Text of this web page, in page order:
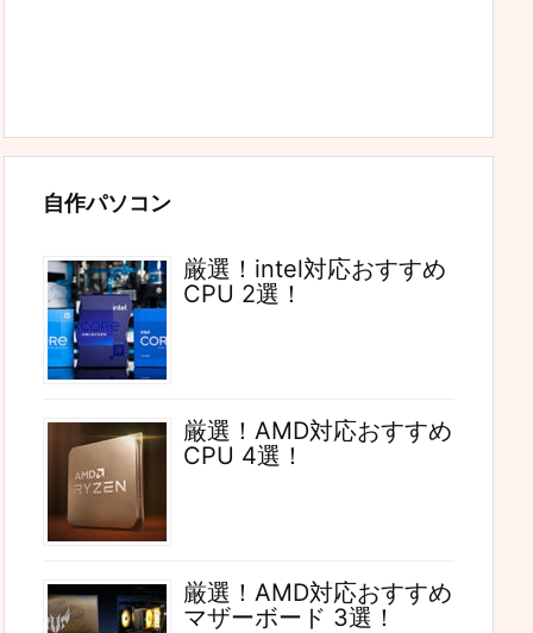
自作パソコン
厳選！intel対応おすすめ
CPU 2選！
厳選！AMD対応おすすめ
CPU 4選！
厳選！AMD対応おすすめ
マザーボード 3選！